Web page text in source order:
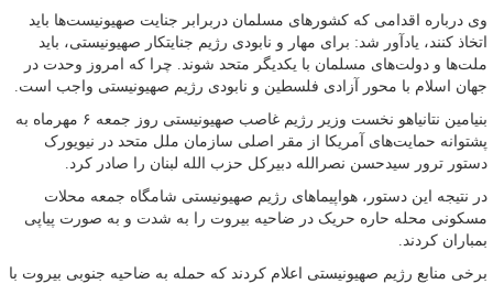
وی درباره اقدامی که کشورهای مسلمان دربرابر جنایت صهیونیست‌ها باید
اتخاذ کنند، یادآور شد: برای مهار و نابودی رژیم جنایتکار صهیونیستی، باید
ملت‌ها و دولت‌های مسلمان با یکدیگر متحد شوند. چرا که امروز وحدت در
جهان اسلام با محور آزادی فلسطین و نابودی رژیم صهیونیستی واجب است.
بنیامین نتانیاهو نخست وزیر رژیم غاصب صهیونیستی روز جمعه ۶ مهرماه به
پشتوانه حمایت‌های آمریکا از مقر اصلی سازمان ملل متحد در نیویورک
دستور ترور سیدحسن نصرالله دبیرکل حزب الله لبنان را صادر کرد.
در نتیجه این دستور، هواپیماهای رژیم صهیونیستی شامگاه جمعه محلات
مسکونی محله حاره حریک در ضاحیه بیروت را به شدت و به صورت پیاپی
بمباران کردند.
برخی منابع رژیم صهیونیستی اعلام کردند که حمله به ضاحیه جنوبی بیروت با